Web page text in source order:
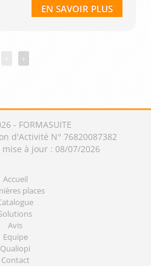
EN SAVOIR PLUS
›
- FORMASUITE
d'Activité N° 76820087382
à jour : 08/07/2026
Accueil
places
Avis
Equipe
Qualiopi
Contact